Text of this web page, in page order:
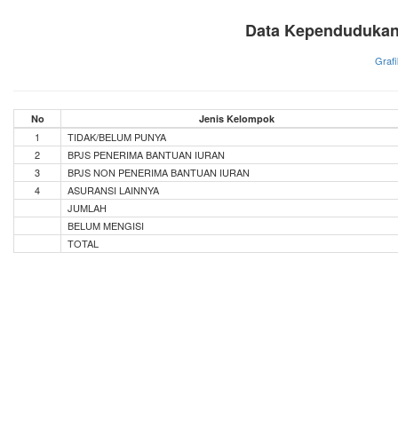
Data
No Jenis Kelompok
1
TIDAK/BELUM PUNYA
2
BPJS PENERIMA BANTUAN IURAN
3
BPJS NON PENERIMA BANTUAN IURAN
4
ASURANSI LAINNYA
JUMLAH
BELUM MENGISI
TOTAL